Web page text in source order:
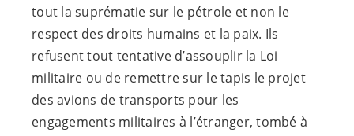
tout la suprématie sur le pétrole et non le
respect des droits humains et la paix. Ils
refusent tout tentative d’assouplir la Loi
militaire ou de remettre sur le tapis le projet
des avions de transports pour les
engagements militaires à l’étranger, tombé à